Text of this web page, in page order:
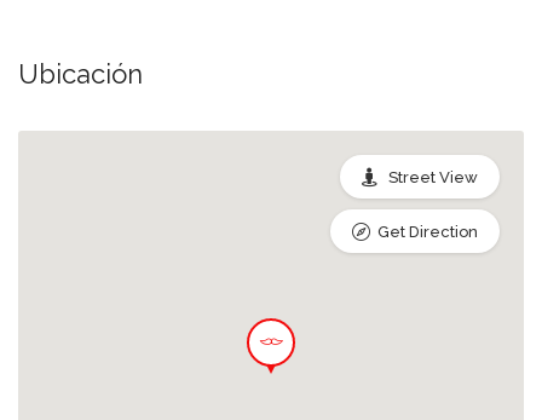
Ubicación
Street View
Get Direction